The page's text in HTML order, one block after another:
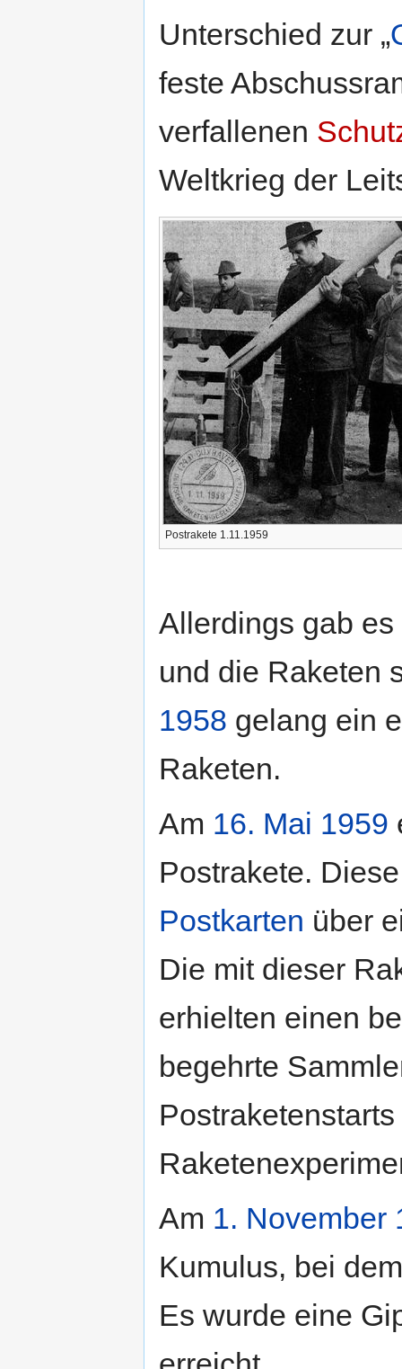
Unterschied zur „
feste
verfallenen
Weltkrieg der
Postrakete 1.11.1959
Allerdings gab
und die Raketen
1958 gelang ein
Raketen.
Am 16. Mai 1959
Postrakete.
Postkarten über
Die mit dieser
erhielten einen
begehrte
Am 1. November
Kumulus, bei
Es wurde eine